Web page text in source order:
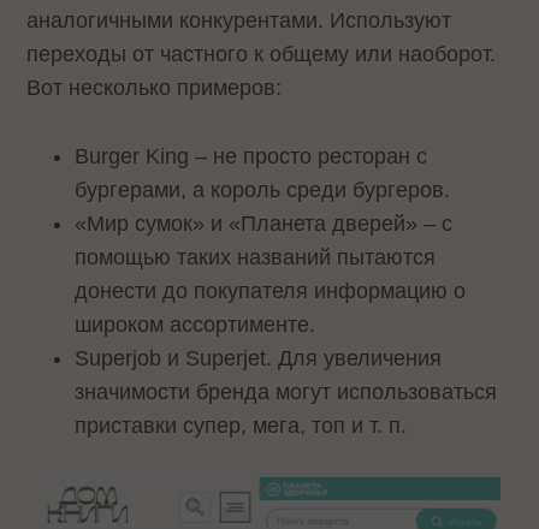
аналогичными конкурентами. Используют
переходы от частного к общему или наоборот.
Вот несколько примеров:
Burger King – не просто ресторан с
бургерами, а король среди бургеров.
«Мир сумок» и «Планета дверей» – с
помощью таких названий пытаются
донести до покупателя информацию о
широком ассортименте.
Superjob и Superjet. Для увеличения
значимости бренда могут использоваться
приставки супер, мега, топ и т. п.